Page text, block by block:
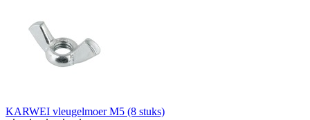
KARWEI vleugelmoer M5 (8 stuks)